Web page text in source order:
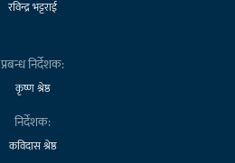
रविन्द्र भट्टराई
प्रबन्ध निर्देशक:
कृष्ण श्रेष्ठ
निर्देशक:
कविदास श्रेष्ठ